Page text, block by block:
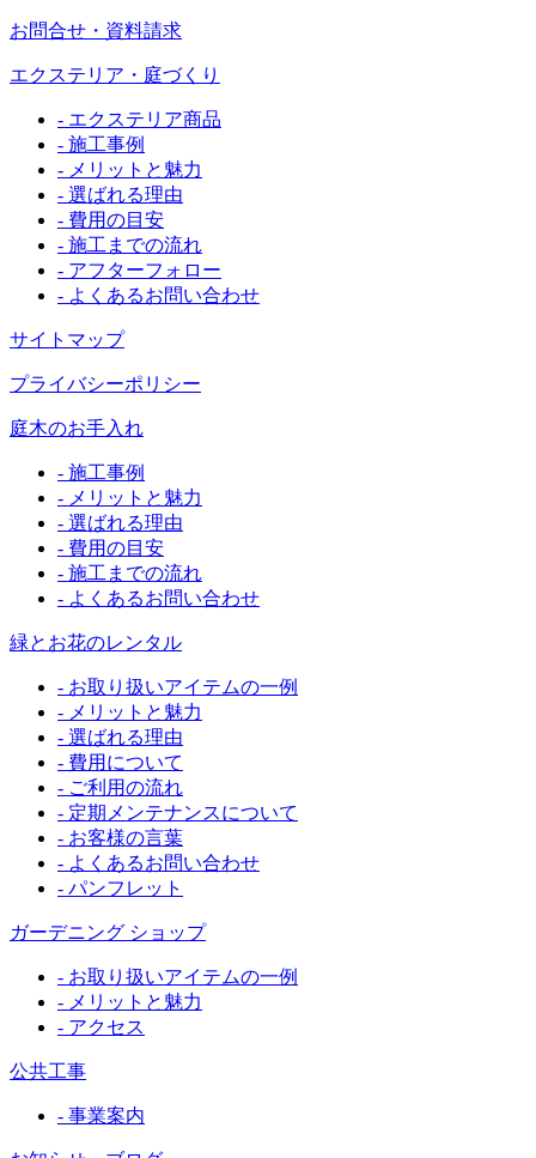
お問合せ・資料請求
エクステリア・庭づくり
- エクステリア商品
- 施工事例
- メリットと魅力
- 選ばれる理由
- 費用の目安
- 施工までの流れ
- アフターフォロー
- よくあるお問い合わせ
サイトマップ
プライバシーポリシー
庭木のお手入れ
- 施工事例
- メリットと魅力
- 選ばれる理由
- 費用の目安
- 施工までの流れ
- よくあるお問い合わせ
緑とお花のレンタル
- お取り扱いアイテムの一例
- メリットと魅力
- 選ばれる理由
- 費用について
- ご利用の流れ
- 定期メンテナンスについて
- お客様の言葉
- よくあるお問い合わせ
- パンフレット
ガーデニング ショップ
- お取り扱いアイテムの一例
- メリットと魅力
- アクセス
公共工事
- 事業案内